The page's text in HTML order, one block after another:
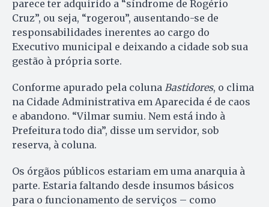
parece ter adquirido a “síndrome de Rogério
Cruz”, ou seja, “rogerou”, ausentando-se de
responsabilidades inerentes ao cargo do
Executivo municipal e deixando a cidade sob sua
gestão à própria sorte.
Conforme apurado pela coluna Bastidores, o clima
na Cidade Administrativa em Aparecida é de caos
e abandono. “Vilmar sumiu. Nem está indo à
Prefeitura todo dia”, disse um servidor, sob
reserva, à coluna.
Os órgãos públicos estariam em uma anarquia à
parte. Estaria faltando desde insumos básicos
para o funcionamento de serviços – como